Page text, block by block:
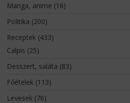
Manga, anime (16)
Politika (200)
Receptek(433)
Calpis (25)
Desszert, saláta (83)
Főételek(113)
Levesek(76)